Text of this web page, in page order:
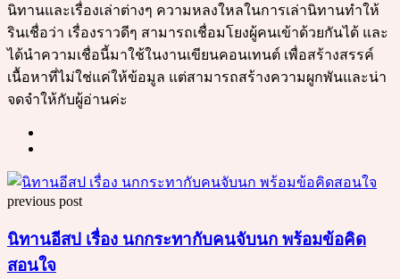
นิทานและเรื่องเล่าต่างๆ ความหลงใหลในการเล่านิทานทำให้
รินเชื่อว่า เรื่องราวดีๆ สามารถเชื่อมโยงผู้คนเข้าด้วยกันได้ และ
ได้นำความเชื่อนี้มาใช้ในงานเขียนคอนเทนต์ เพื่อสร้างสรรค์
เนื้อหาที่ไม่ใช่แค่ให้ข้อมูล แต่สามารถสร้างความผูกพันและน่า
จดจำให้กับผู้อ่านค่ะ
Post
navigation
previous post
นิทานอีสป เรื่อง นกกระทากับคนจับนก พร้อมข้อคิด
สอนใจ